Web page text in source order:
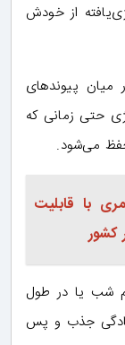
از خودش
میان پیوندهای
حتی زمانی که
می‌شود.
با قابلیت
کشور
شب یا در طول
سادگی جذب و پس